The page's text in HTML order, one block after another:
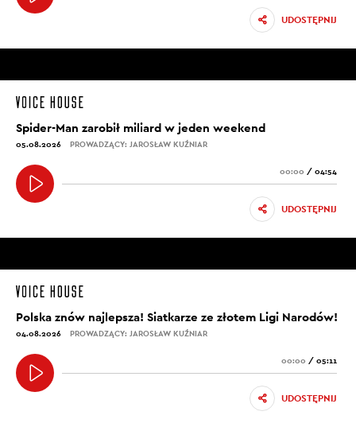
UDOSTĘPNIJ
Spider-Man zarobił miliard w jeden weekend
05.08.2026 PROWADZĄCY: JAROSŁAW KUŹNIAR
00:00 / 04:54
UDOSTĘPNIJ
Polska znów najlepsza! Siatkarze ze złotem Ligi Narodów!
04.08.2026 PROWADZĄCY: JAROSŁAW KUŹNIAR
00:00 / 05:11
UDOSTĘPNIJ